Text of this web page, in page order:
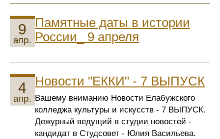
9
апр.
Памятные даты в истории
России_ 9 апреля
4
апр.
Новости "ЕККИ" - 7 ВЫПУСК
Вашему вниманию Новости Елабужского
колледжа культуры и искусств - 7 ВЫПУСК.
Дежурный ведущий в студии новостей -
кандидат в Студсовет - Юлия Васильева.